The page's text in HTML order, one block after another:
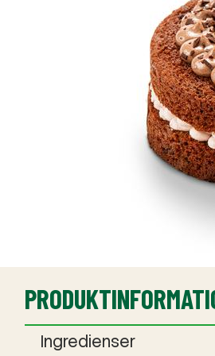
Ingredienser